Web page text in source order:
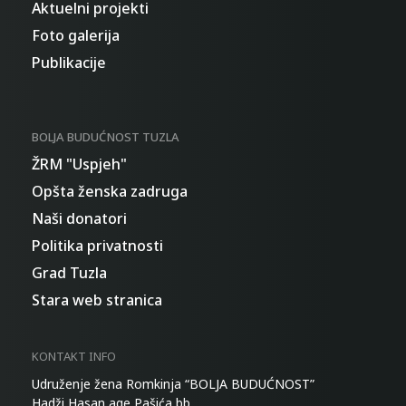
Aktuelni projekti
Foto galerija
Publikacije
BOLJA BUDUĆNOST TUZLA
ŽRM "Uspjeh"
Opšta ženska zadruga
Naši donatori
Politika privatnosti
Grad Tuzla
Stara web stranica
KONTAKT INFO
Udruženje žena Romkinja “BOLJA BUDUĆNOST”